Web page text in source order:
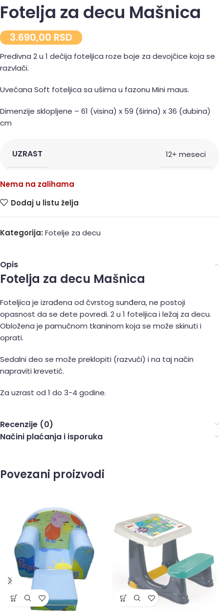
Fotelja za decu Mašnica
3.690,00 RSD
Predivna 2 u 1 dečija foteljica roze boje za devojčice koja se
razvlači.
Uvećana Soft foteljica sa ušima u fazonu Mini maus.
Dimenzije sklopljene – 61 (visina) x 59 (širina) x 36 (dubina)
cm
UZRAST 12+ meseci
Nema na zalihama
Dodaj u listu želja
Kategorija: Fotelje za decu
Opis
Fotelja za decu Mašnica
Foteljica je izrađena od čvrstog sunđera, ne postoji
opasnost da se dete povredi. 2 u 1 foteljica i ležaj za decu.
Obložena je pamučnom tkaninom koja se može skinuti i
oprati.
Sedalni deo se može preklopiti (razvući) i na taj način
napraviti krevetić.
Za uzrast od 1 do 3-4 godine.
Recenzije (0)
Načini plaćanja i isporuka
Povezani proizvodi